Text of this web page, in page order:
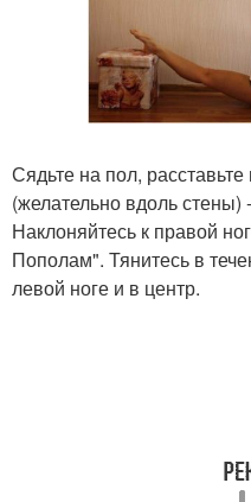
Сядьте на пол,
(желательно вдоль
Наклоняйтесь к правой
Пополам". Тянитесь в
левой ноге и в центр.